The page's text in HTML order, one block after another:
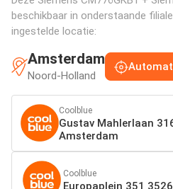
beschikbaar in onderstaande
ingestelde locatie:
Amsterdam
Noord-Holland
Coolblue
Gustav Mahlerlaan
Amsterdam
Coolblue
Europaplein 351